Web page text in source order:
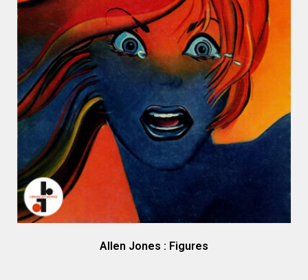
Allen Jones : Figures